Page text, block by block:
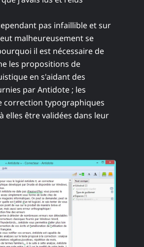
pas infaillible et sur
malheureusement se
il est nécessaire de
les propositions de
en s'aidant des
par Antidote ; les
correction typographiques
elles être validées dans leur